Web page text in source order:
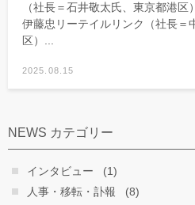
（社長＝石井敬太氏、東京都港
伊藤忠リーテイルリンク（社長＝
区）...
2025.08.15
NEWS カテゴリー
インタビュー
(1)
人事・移転・訃報
(8)